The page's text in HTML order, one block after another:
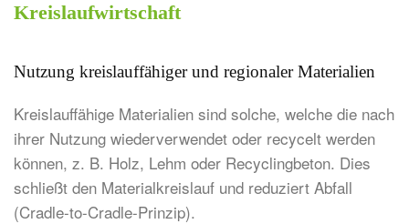
Kreislaufwirtschaft
Nutzung kreislauffähiger und regionaler Materialien
Kreislauffähige Materialien sind solche, welche die nach
ihrer Nutzung wiederverwendet oder recycelt werden
können, z. B. Holz, Lehm oder Recyclingbeton. Dies
schließt den Materialkreislauf und reduziert Abfall
(Cradle-to-Cradle-Prinzip).